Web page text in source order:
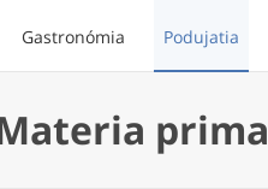
Gastronómia Podujatia
prima